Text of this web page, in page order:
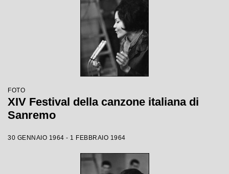
FOTO
XIV Festival della canzone italiana di
Sanremo
30 GENNAIO 1964 - 1 FEBBRAIO 1964